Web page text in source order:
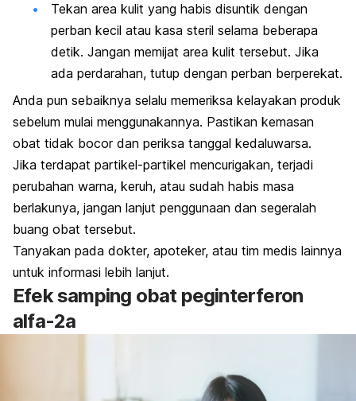
Tekan area kulit yang habis disuntik dengan
perban kecil atau kasa steril selama beberapa
detik. Jangan memijat area kulit tersebut. Jika
ada perdarahan, tutup dengan perban berperekat.
Anda pun sebaiknya selalu memeriksa kelayakan produk
sebelum mulai menggunakannya. Pastikan kemasan
obat tidak bocor dan periksa tanggal kedaluwarsa.
Jika terdapat partikel-partikel mencurigakan, terjadi
perubahan warna, keruh, atau sudah habis masa
berlakunya, jangan lanjut penggunaan dan segeralah
buang obat tersebut.
Tanyakan pada dokter, apoteker, atau tim medis lainnya
untuk informasi lebih lanjut.
Efek samping obat peginterferon
alfa-2a